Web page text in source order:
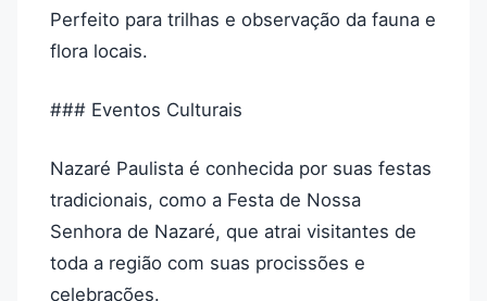
Perfeito para trilhas e observação da fauna e
flora locais.
### Eventos Culturais
Nazaré Paulista é conhecida por suas festas
tradicionais, como a Festa de Nossa
Senhora de Nazaré, que atrai visitantes de
toda a região com suas procissões e
celebrações.